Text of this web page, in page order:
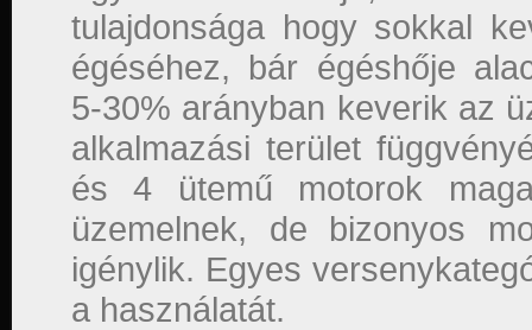
tulajdonsága hogy sokkal
égéséhez, bár égéshője
5-30% arányban keverik az
alkalmazási terület
és 4 ütemű motorok
üzemelnek, de bizonyos
igénylik. Egyes
a használatát.